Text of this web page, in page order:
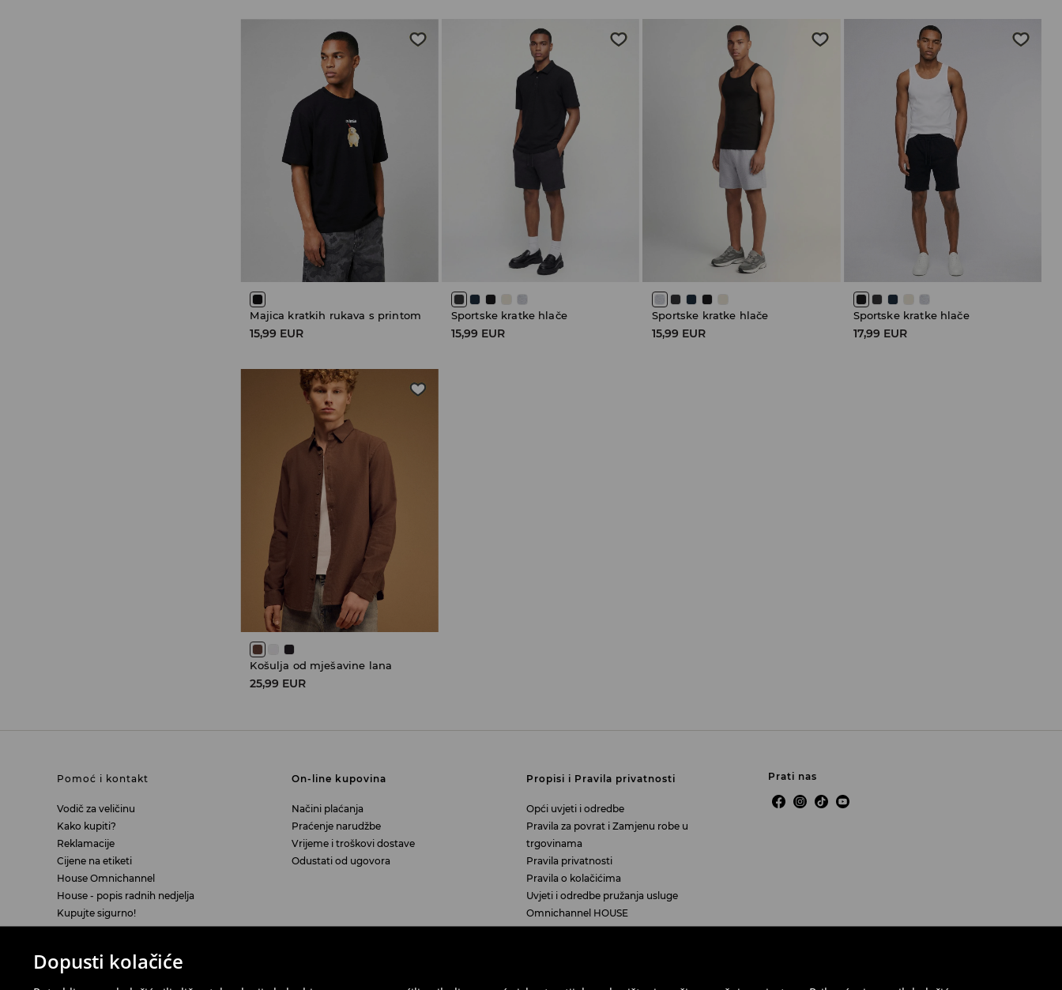
Dopusti kolačiće
Majica kratkih rukava s printom
15,99 EUR
Sportske kratke hlače
15,99 EUR
Sportske kratke hlače
15,99 EUR
Sportske kratke hlače
17,99 EUR
Košulja od mješavine lana
25,99 EUR
Pomoć i kontakt
Vodič za veličinu
Kako kupiti?
Reklamacije
Cijene na etiketi
House Omnichannel
House - popis radnih nedjelja
Kupujte sigurno!
On-line kupovina
Načini plaćanja
Praćenje narudžbe
Vrijeme i troškovi dostave
Odustati od ugovora
Propisi i Pravila privatnosti
Opći uvjeti i odredbe
Pravila za povrat i Zamjenu robe u
trgovinama
Pravila privatnosti
Pravila o kolačićima
Uvjeti i odredbe pružanja usluge
Omnichannel HOUSE
Upravljanje kolačićima
Pravna pitanja
Prati nas